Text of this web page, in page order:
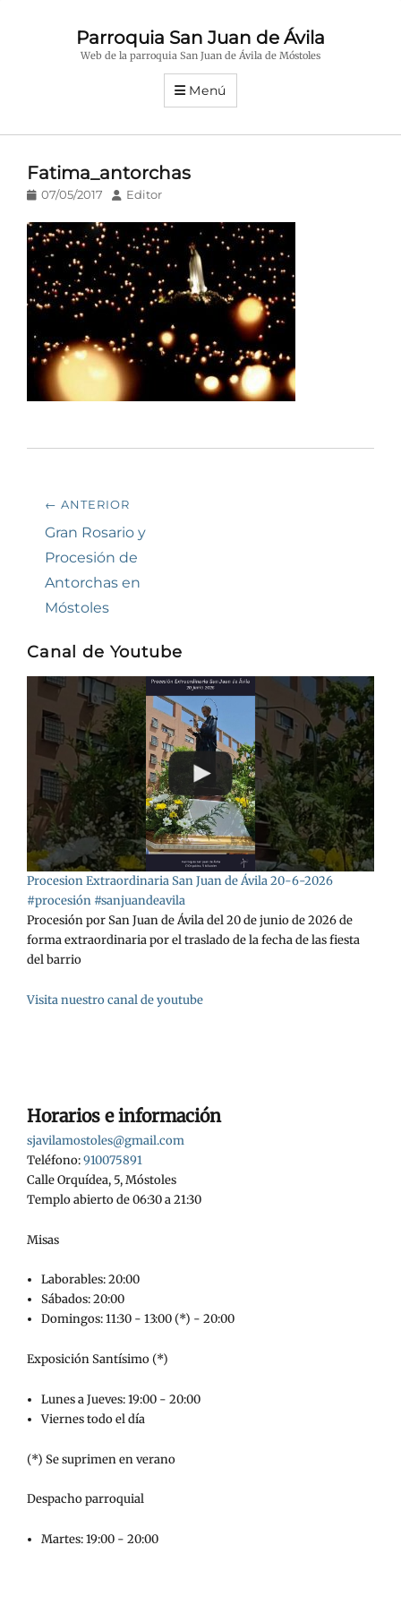
Parroquia San Juan de Ávila
Web de la parroquia San Juan de Ávila de Móstoles
Menú
Fatima_antorchas
Publicado
07/05/2017 AutorEditor
Navegación
de
entradas
← ANTERIOR
Entrada
anterior:
Gran Rosario y
Procesión de
Antorchas en
Móstoles
Canal de Youtube
Procesion Extraordinaria San Juan de Ávila 20-6-2026
#procesión #sanjuandeavila
Procesión por San Juan de Ávila del 20 de junio de 2026 de
forma extraordinaria por el traslado de la fecha de las fiesta
del barrio
Visita nuestro canal de youtube
Horarios e información
sjavilamostoles@gmail.com
Teléfono:910075891
Calle Orquídea, 5, Móstoles
Templo abierto de 06:30 a 21:30
Misas
Laborables: 20:00
Sábados: 20:00
Domingos: 11:30 - 13:00 (*) - 20:00
Exposición Santísimo (*)
Lunes a Jueves: 19:00 - 20:00
Viernes todo el día
(*) Se suprimen en verano
Despacho parroquial
Martes: 19:00 - 20:00